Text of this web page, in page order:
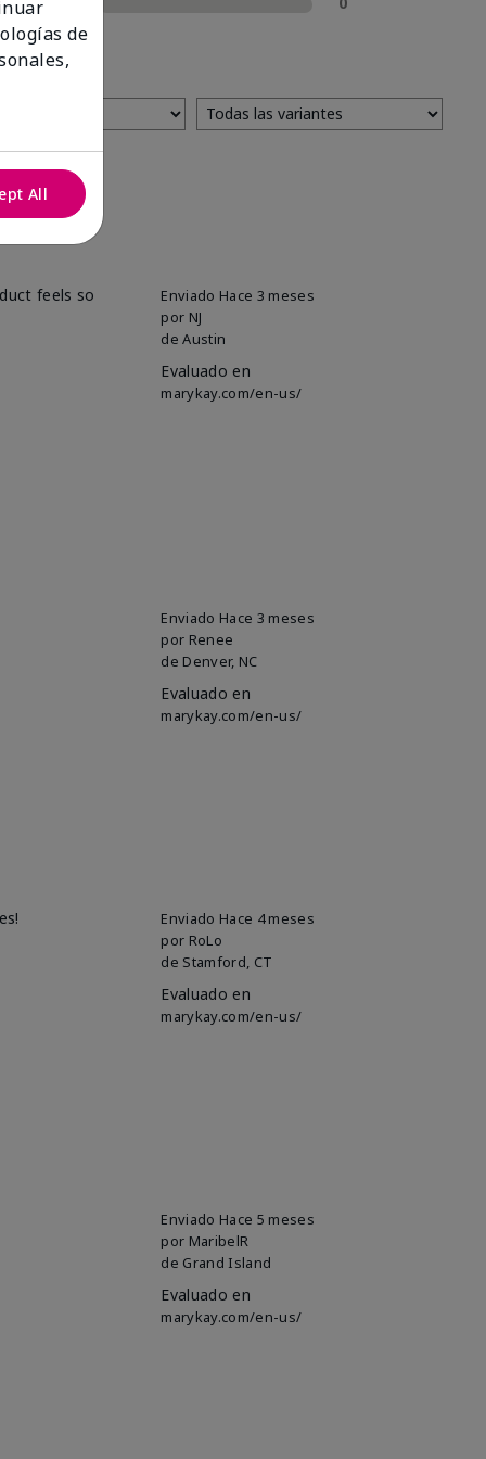
Enviado Hace 3 meses
por NJ
de Austin
Evaluado en
marykay.com/en-us/
feels so
Enviado Hace 3 meses
por Renee
de Denver, NC
Evaluado en
marykay.com/en-us/
Enviado Hace 4 meses
por RoLo
de Stamford, CT
Evaluado en
marykay.com/en-us/
Enviado Hace 5 meses
por MaribelR
de Grand Island
Evaluado en
marykay.com/en-us/
de
All